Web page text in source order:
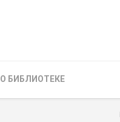
О БИБЛИОТЕКЕ